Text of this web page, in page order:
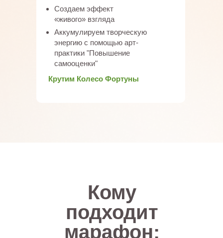
Создаем эффект
«живого» взгляда
Аккумулируем творческую
энергию с помощью арт-
практики "Повышение
самооценки"
Крутим Колесо Фортуны
Кому
подходит
марафон: